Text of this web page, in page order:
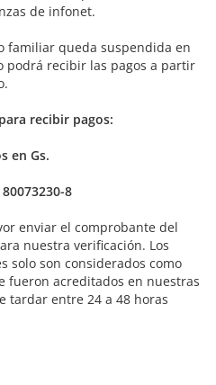
de infonet.
familiar queda suspendida en
podrá recibir las pagos a partir
recibir pagos:
en Gs.
8
enviar el comprobante del
nuestra verificación. Los
solo son considerados como
fueron acreditados en nuestras
tardar entre 24 a 48 horas